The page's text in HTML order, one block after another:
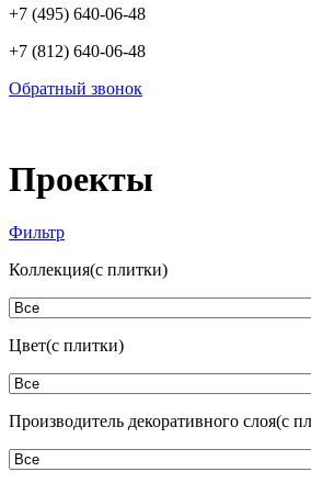
+7 (495) 640-06-48
+7 (812) 640-06-48
Обратный звонок
Проекты
Фильтр
Коллекция(с плитки)
Цвет(с плитки)
Производитель декоративного слоя(с